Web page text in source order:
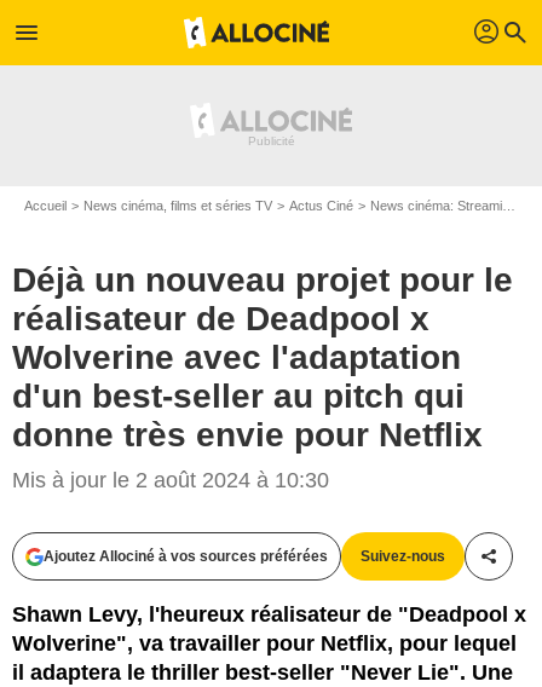
menu profil search
Accueil News cinéma, films et séries TV Actus Ciné News cinéma: Streaming
Déjà un nouveau projet pour le
réalisateur de Deadpool x
Wolverine avec l'adaptation
d'un best-seller au pitch qui
donne très envie pour Netflix
Mis à jour le 2 août 2024 à 10:30
Ajoutez Allociné à vos sources préférées Suivez-nous
Shawn Levy, l'heureux réalisateur de "Deadpool x
Wolverine", va travailler pour Netflix, pour lequel
il adaptera le thriller best-seller "Never Lie". Une